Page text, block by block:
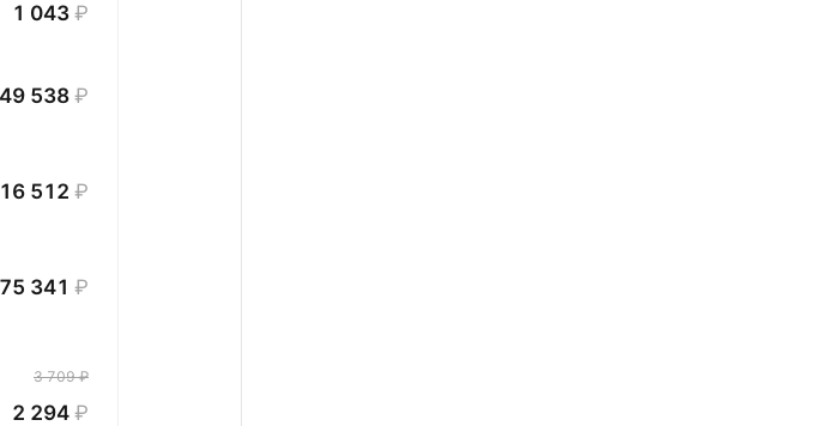
1 043 ₽
49 538 ₽
16 512 ₽
75 341 ₽
3 709 ₽
2 294 ₽